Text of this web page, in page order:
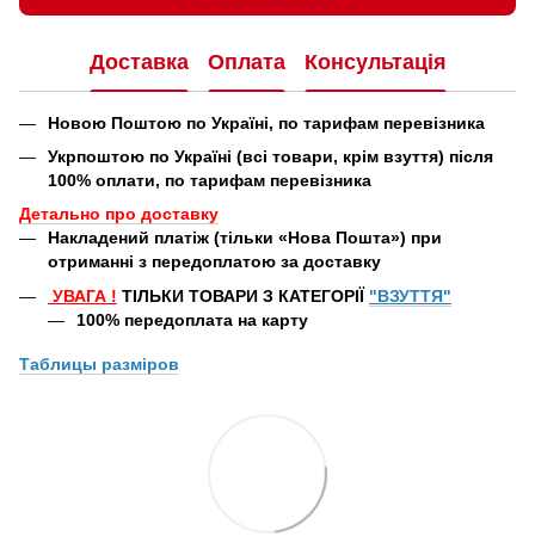
Доставка Оплата Консультація
Новою Поштою по Україні, по тарифам перевізника
Укрпоштою по Україні (всі товари, крім взуття) після
100% оплати, по тарифам перевізника
Детально про доставку
Накладений платіж (тільки «Нова Пошта») при
отриманні з передоплатою за доставку
УВАГА ! ТІЛЬКИ ТОВАРИ З КАТЕГОРІЇ "ВЗУТТЯ"
100% передоплата на карту
Таблицы разміров